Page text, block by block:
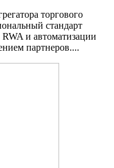
торгового
стандарт
и автоматизации
партнеров....